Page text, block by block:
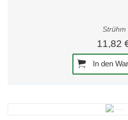
Strühm
11,82
In den